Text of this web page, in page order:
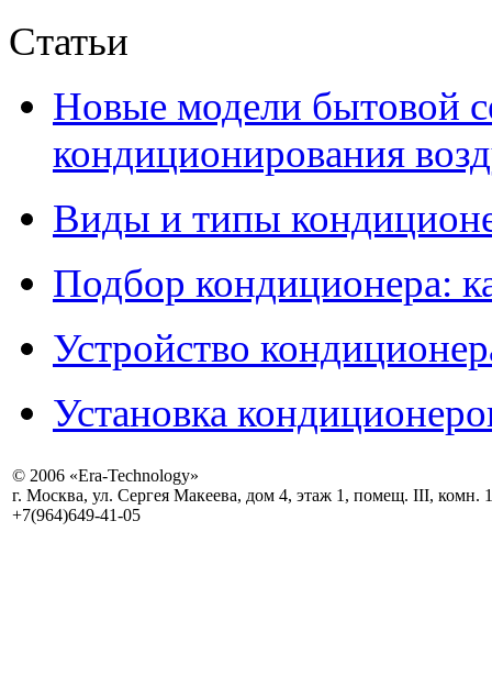
Статьи
Новые модели бытовой
кондиционирования
Виды и типы
Подбор кондиционера:
Устройство
Установка
© 2006 «Era-Technology»
г. Москва, ул. Сергея Макеева, дом 4, этаж 1, помещ. III, комн. 1
+7(964)649-41-05